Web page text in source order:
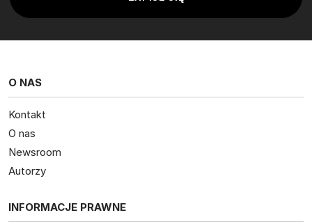
O NAS
Kontakt
O nas
Newsroom
Autorzy
INFORMACJE PRAWNE